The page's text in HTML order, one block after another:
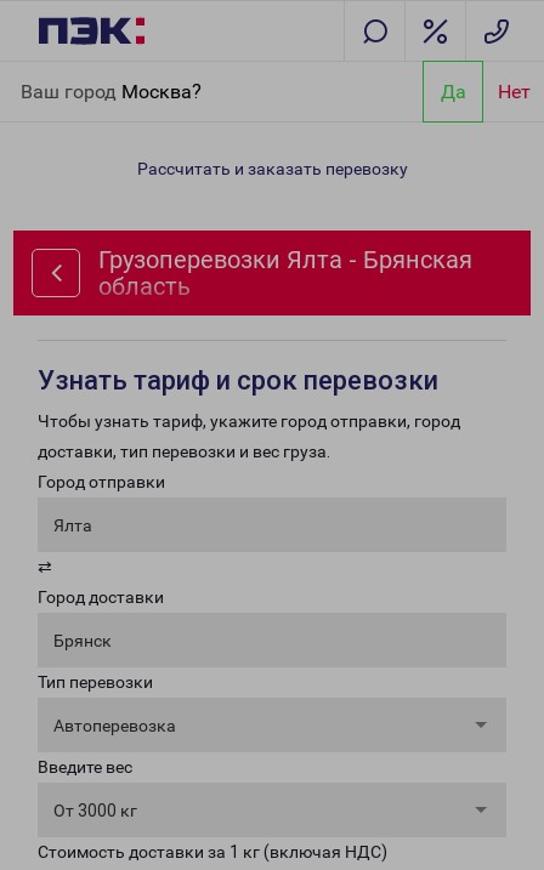
Ваш город Москва? Да Нет
область
Рассчитать и заказать перевозку
Грузоперевозки Ялта - Брянская
область
Узнать тариф и срок перевозки
Чтобы узнать тариф, укажите город отправки, город
доставки, тип перевозки и вес груза.
Город отправки
Ялта
⇄
Город доставки
Брянск
Тип перевозки
Автоперевозка
Введите вес
От 3000 кг
Стоимость доставки за 1 кг (включая НДС)